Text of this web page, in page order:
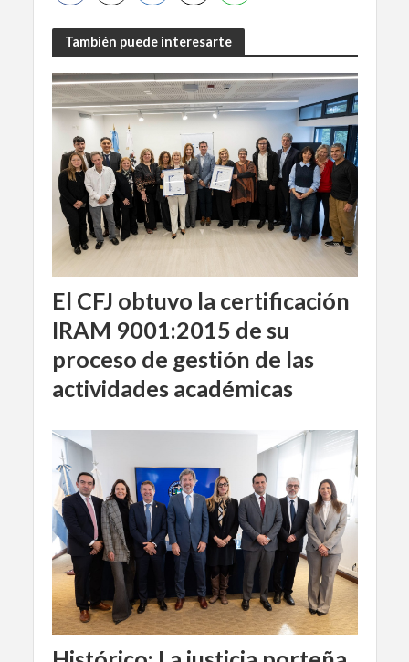
También puede interesarte
El CFJ obtuvo la certificación
IRAM 9001:2015 de su
proceso de gestión de las
actividades académicas